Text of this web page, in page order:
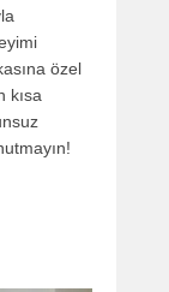
özel
kısa